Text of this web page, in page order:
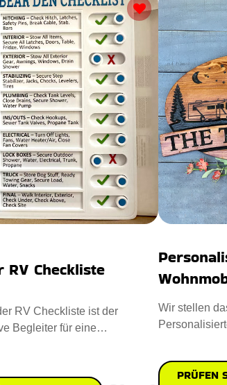
RV Checkliste
RV Checkliste ist der
Begleiter für eine
Wir stellen
PRÜFEN